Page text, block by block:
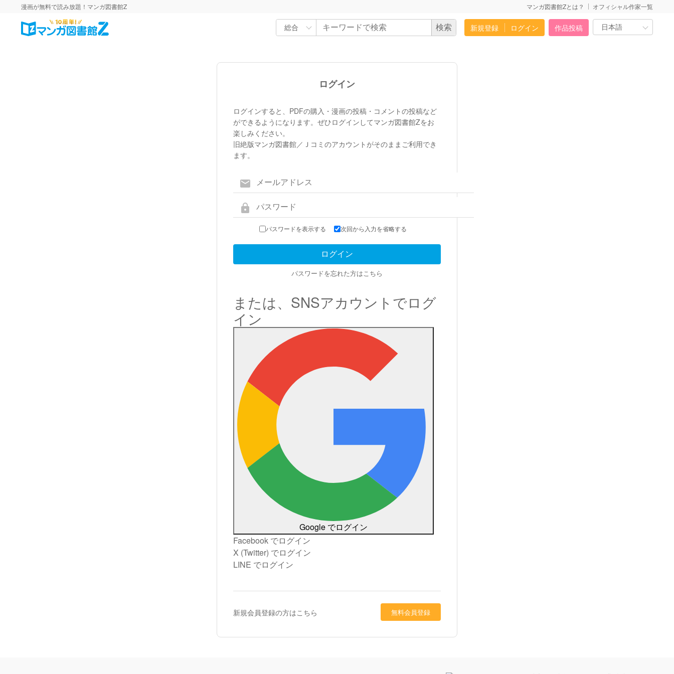
漫画が無料で読み放題！マンガ図書館Z マンガ図書館Zとは？ オフィシャル作家一覧
新規登録 ログイン 作品投稿
ログイン
ログインすると、PDFの購入・漫画の投稿・コメントの投稿など
ができるようになります。ぜひログインしてマンガ図書館Zをお
楽しみください。
旧絶版マンガ図書館／Ｊコミのアカウントがそのままご利用でき
ます。
mail
lock
パスワードを表示する 次回から入力を省略する
パスワードを忘れた方はこちら
または、SNSアカウントでログ
イン
Google でログイン
Facebook でログイン
X (Twitter) でログイン
LINE でログイン
新規会員登録の方はこちら 無料会員登録